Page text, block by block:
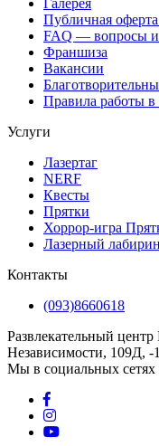
Публичная
FAQ — вопросы и
Франшиза
Вакансии
Правила работы
Услуги
Лазертаг
NERF
Квесты
Прятки
Хоррор-игра
Лазерный
Контакты
(093)8660618
Развлекательный
Независимости, 109Д, -
Мы в социальных сетях